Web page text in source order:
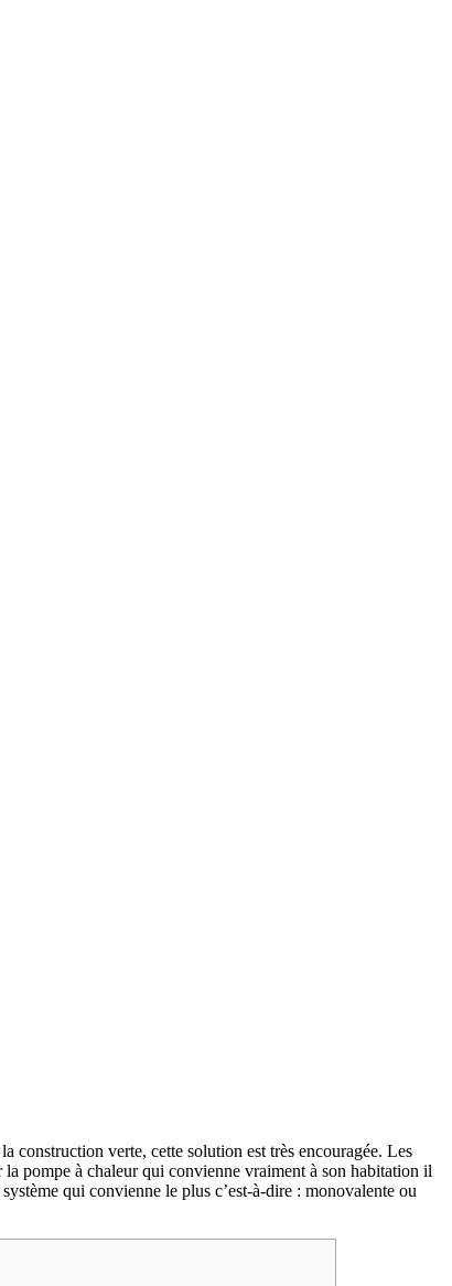
construction verte, cette solution est très encouragée. Les
pompe à chaleur qui convienne vraiment à son habitation il
qui convienne le plus c’est-à-dire : monovalente ou